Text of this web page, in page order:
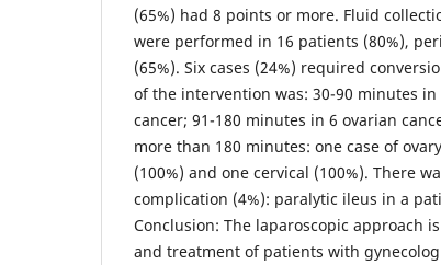
(65%) had 8 points or more. Fluid
were performed in 16 patients (80%),
(65%). Six cases (24%) required
of the intervention was: 30-90 minutes in
cancer; 91-180 minutes in 6 ovarian
more than 180 minutes: one case of
(100%) and one cervical (100%). There
complication (4%): paralytic ileus in a
Conclusion: The laparoscopic approach
and treatment of patients with